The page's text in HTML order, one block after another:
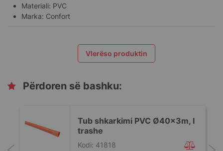
Materiali: PVC
Marka: Confort
Vlerëso produktin
Përdoren së bashku:
Tub shkarkimi PVC Ø40x3m, I
trashe
Kodi: 41818